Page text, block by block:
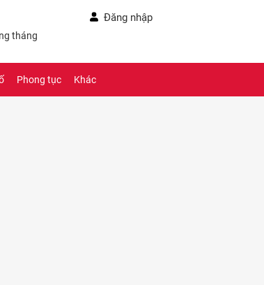
Đăng nhập
tháng
Phong tục Khác